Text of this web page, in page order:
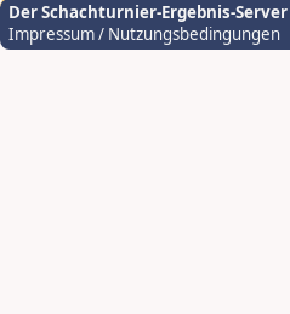
Der Schachturnier-Ergebnis-Server
Impressum / Nutzungsbedingungen